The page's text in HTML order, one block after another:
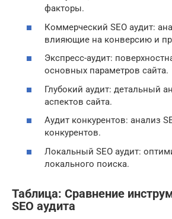
факторы.
Коммерческий SEO аудит:
влияющие на конверсию и
Экспресс-аудит:
основных параметров сайта.
Глубокий аудит: детальный
аспектов сайта.
Аудит конкурентов: анализ
конкурентов.
Локальный SEO аудит:
локального поиска.
Таблица: Сравнение
SEO аудита